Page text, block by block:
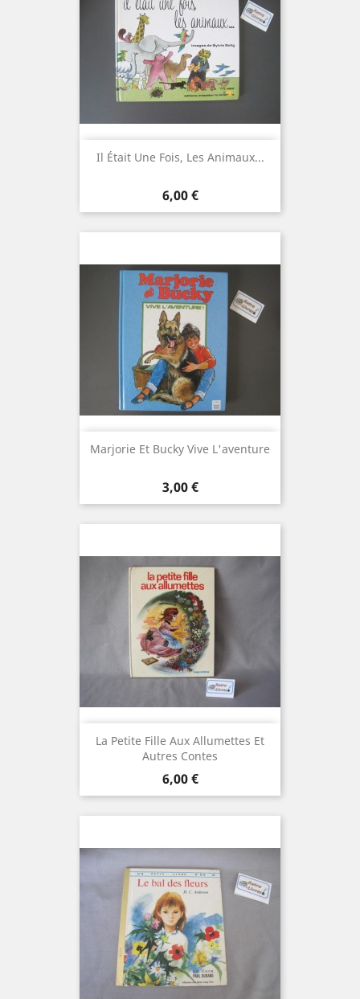
Il Était Une Fois, Les Animaux...
Prix
6,00 €
Marjorie Et Bucky Vive L'aventure
Prix
3,00 €
La Petite Fille Aux Allumettes Et
Autres Contes
Prix
6,00 €